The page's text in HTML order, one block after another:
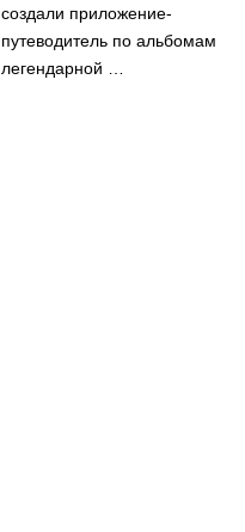
создали приложение-
путеводитель по альбомам
легендарной …